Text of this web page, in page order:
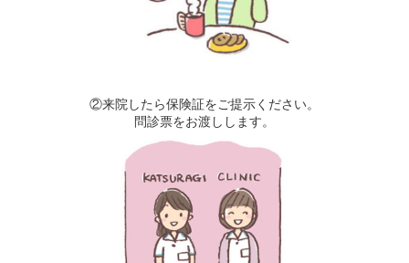
②来院したら保険証をご提示ください。
問診票をお渡しします。